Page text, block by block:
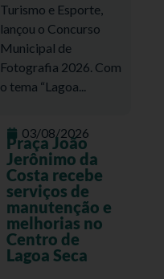
Turismo e Esporte,
lançou o Concurso
Municipal de
Fotografia 2026. Com
o tema “Lagoa...
03/08/2026
Praça João
Jerônimo da
Costa recebe
serviços de
manutenção e
melhorias no
Centro de
Lagoa Seca